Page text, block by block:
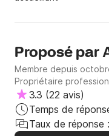
fonctionnalité ne peut
se dégageait de la
possible d'y rester.
envoyé en voyage -
beaucoup de chaleur.
avec Angelo!
Proposé par
Membre depuis
Propriétaire
3.3 (22 avis)
Temps de
Taux de réponse :